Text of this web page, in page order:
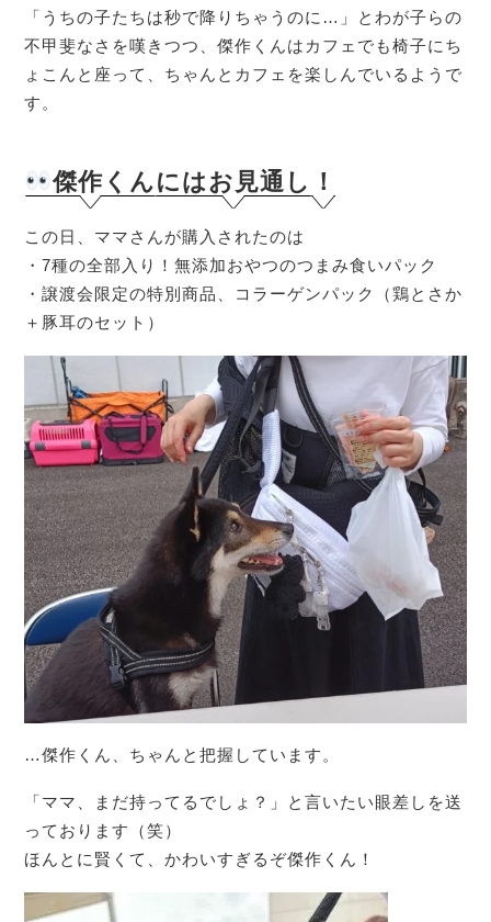
「うちの子たちは秒で降りちゃうのに…」とわが子らの
不甲斐なさを嘆きつつ、傑作くんはカフェでも椅子にち
ょこんと座って、ちゃんとカフェを楽しんでいるようで
す。
傑作くんにはお見通し ！
この日、ママさんが購入されたのは
・7種の全部入り！無添加おやつのつまみ食いパック
・譲渡会限定の特別商品、コラーゲンパック（鶏とさか
＋豚耳のセット）
…傑作くん、ちゃんと把握しています。
「ママ、まだ持ってるでしょ？」と言いたい眼差しを送
っております（笑）
ほんとに賢くて、かわいすぎるぞ傑作くん！